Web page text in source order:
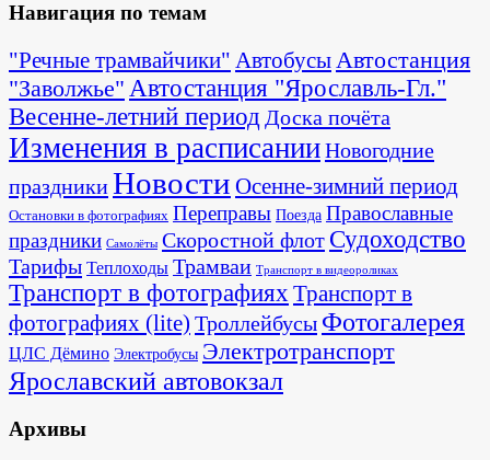
Навигация по темам
"Речные трамвайчики" АвтобусыАвтостанция
"Заволжье" Автостанция "Ярославль-Гл."
Весенне-летний период Доска почёта
Изменения в расписанииНовогодние
праздникиНовости Осенне-зимний период
Остановки в фотографиях Переправы Поезда Православные
праздники Самолёты Скоростной флот Судоходство
Тарифы Теплоходы Трамваи Транспорт в видеороликах
Транспорт в фотографияхТранспорт в
фотографиях (lite) Троллейбусы Фотогалерея
ЦЛС Дёмино Электробусы Электротранспорт
Ярославский автовокзал
Архивы